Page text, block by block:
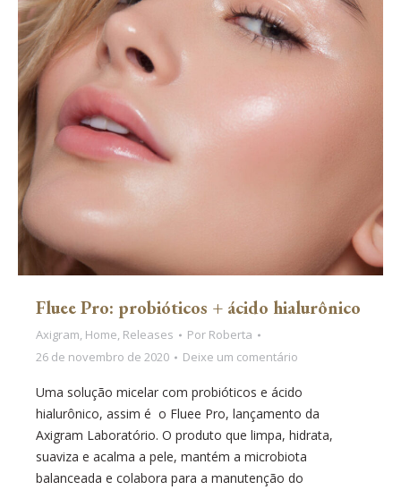
Fluee Pro: probióticos + ácido hialurônico
Axigram, Home, Releases Por Roberta
26 de novembro de 2020
Deixe um comentário
Uma solução micelar com probióticos e ácido
hialurônico, assim é o Fluee Pro, lançamento da
Axigram Laboratório. O produto que limpa, hidrata,
suaviza e acalma a pele, mantém a microbiota
balanceada e colabora para a manutenção do